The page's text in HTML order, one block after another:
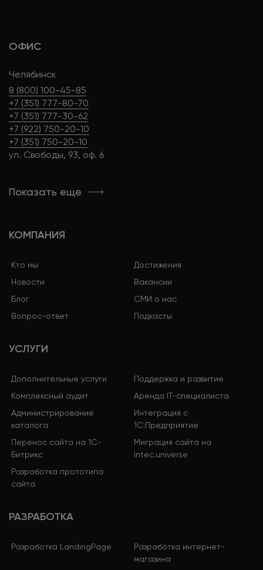
ОФИС
Челябинск
8 (800) 100-45-85
+7 (351) 777-80-70
+7 (351) 777-30-62
+7 (922) 750-20-10
+7 (351) 750-20-10
ул. Свободы, 93, оф. 6
Показать еще
КОМПАНИЯ
Кто мы
Достижения
Новости
Вакансии
Блог
СМИ о нас
Вопрос-ответ
Подкасты
УСЛУГИ
Дополнительные услуги
Поддержка и развитие
Комплексный аудит
Аренда IT-специалиста
Администрирование
каталога
Интеграция с
1С:Предприятие
Перенос сайта на 1С-
Битрикс
Миграция сайта на
intec.universe
Разработка прототипа
сайта
РАЗРАБОТКА
Разработка LandingPage
Разработка интернет-
магазина